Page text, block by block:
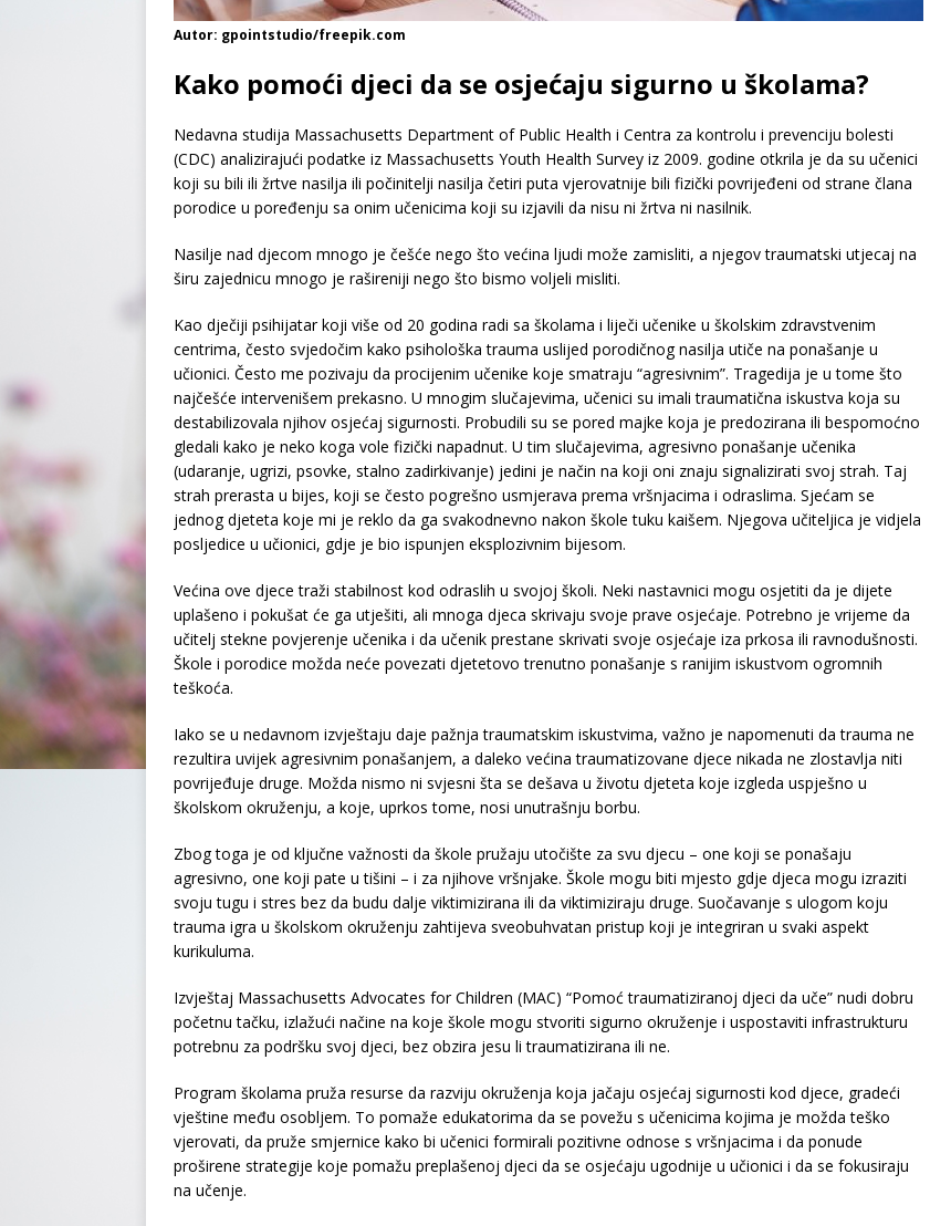
Autor: gpointstudio/freepik.com
Kako pomoći djeci da se osjećaju sigurno u školama?
Nedavna studija Massachusetts Department of Public Health i Centra za kontrolu i prevenciju bolesti
(CDC) analizirajući podatke iz Massachusetts Youth Health Survey iz 2009. godine otkrila je da su učenici
koji su bili ili žrtve nasilja ili počinitelji nasilja četiri puta vjerovatnije bili fizički povrijeđeni od strane člana
porodice u poređenju sa onim učenicima koji su izjavili da nisu ni žrtva ni nasilnik.
Nasilje nad djecom mnogo je češće nego što većina ljudi može zamisliti, a njegov traumatski utjecaj na
širu zajednicu mnogo je rašireniji nego što bismo voljeli misliti.
Kao dječiji psihijatar koji više od 20 godina radi sa školama i liječi učenike u školskim zdravstvenim
centrima, često svjedočim kako psihološka trauma uslijed porodičnog nasilja utiče na ponašanje u
učionici. Često me pozivaju da procijenim učenike koje smatraju “agresivnim”. Tragedija je u tome što
najčešće intervenišem prekasno. U mnogim slučajevima, učenici su imali traumatična iskustva koja su
destabilizovala njihov osjećaj sigurnosti. Probudili su se pored majke koja je predozirana ili bespomoćno
gledali kako je neko koga vole fizički napadnut. U tim slučajevima, agresivno ponašanje učenika
(udaranje, ugrizi, psovke, stalno zadirkivanje) jedini je način na koji oni znaju signalizirati svoj strah. Taj
strah prerasta u bijes, koji se često pogrešno usmjerava prema vršnjacima i odraslima. Sjećam se
jednog djeteta koje mi je reklo da ga svakodnevno nakon škole tuku kaišem. Njegova učiteljica je vidjela
posljedice u učionici, gdje je bio ispunjen eksplozivnim bijesom.
Većina ove djece traži stabilnost kod odraslih u svojoj školi. Neki nastavnici mogu osjetiti da je dijete
uplašeno i pokušat će ga utješiti, ali mnoga djeca skrivaju svoje prave osjećaje. Potrebno je vrijeme da
učitelj stekne povjerenje učenika i da učenik prestane skrivati svoje osjećaje iza prkosa ili ravnodušnosti.
Škole i porodice možda neće povezati djetetovo trenutno ponašanje s ranijim iskustvom ogromnih
teškoća.
Iako se u nedavnom izvještaju daje pažnja traumatskim iskustvima, važno je napomenuti da trauma ne
rezultira uvijek agresivnim ponašanjem, a daleko većina traumatizovane djece nikada ne zlostavlja niti
povrijeđuje druge. Možda nismo ni svjesni šta se dešava u životu djeteta koje izgleda uspješno u
školskom okruženju, a koje, uprkos tome, nosi unutrašnju borbu.
Zbog toga je od ključne važnosti da škole pružaju utočište za svu djecu – one koji se ponašaju
agresivno, one koji pate u tišini – i za njihove vršnjake. Škole mogu biti mjesto gdje djeca mogu izraziti
svoju tugu i stres bez da budu dalje viktimizirana ili da viktimiziraju druge. Suočavanje s ulogom koju
trauma igra u školskom okruženju zahtijeva sveobuhvatan pristup koji je integriran u svaki aspekt
kurikuluma.
Izvještaj Massachusetts Advocates for Children (MAC) “Pomoć traumatiziranoj djeci da uče” nudi dobru
početnu tačku, izlažući načine na koje škole mogu stvoriti sigurno okruženje i uspostaviti infrastrukturu
potrebnu za podršku svoj djeci, bez obzira jesu li traumatizirana ili ne.
Program školama pruža resurse da razviju okruženja koja jačaju osjećaj sigurnosti kod djece, gradeći
vještine među osobljem. To pomaže edukatorima da se povežu s učenicima kojima je možda teško
vjerovati, da pruže smjernice kako bi učenici formirali pozitivne odnose s vršnjacima i da ponude
proširene strategije koje pomažu preplašenoj djeci da se osjećaju ugodnije u učionici i da se fokusiraju
na učenje.